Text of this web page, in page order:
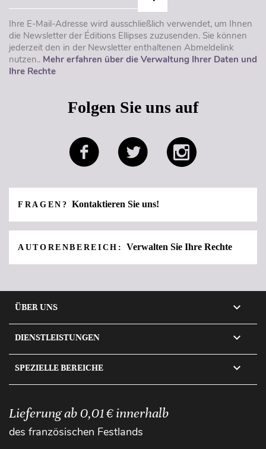
Ihre E-Mail-Adresse wird ausschließlich verwendet, um Ihnen
die Newsletter der Éditions Ellipses zuzusenden. Sie können
jederzeit den in der Newsletter enthaltenen Abmeldelink
nutzen.. Mehr erfahren über die Verwaltung Ihrer Daten und
Ihre Rechte
Folgen Sie uns auf
FRAGEN? Kontaktieren Sie uns!
AUTORENBEREICH: Verwalten Sie Ihre Rechte
ÜBER UNS 
DIENSTLEISTUNGEN 
SPEZIELLE BEREICHE 
Lieferung ab 0,01 € innerhalb
des französischen Festlands